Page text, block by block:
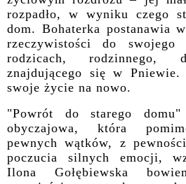
rozpadło, w wyniku czego
dom. Bohaterka postanawia
rzeczywistości do swojego
rodzicach, rodzinnego,
znajdującego się w
swoje życie na nowo.
"Powrót do starego
obyczajowa, która
pewnych wątków, z
poczucia silnych emocji,
Ilona Gołębiewska